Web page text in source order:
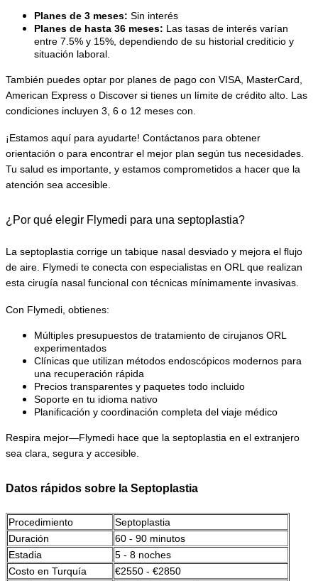
Planes de 3 meses: Sin interés
Planes de hasta 36 meses: Las tasas de interés varían
entre 7.5% y 15%, dependiendo de su historial crediticio y
situación laboral.
También puedes optar por planes de pago con VISA, MasterCard,
American Express o Discover si tienes un límite de crédito alto. Las
condiciones incluyen 3, 6 o 12 meses con.
¡Estamos aquí para ayudarte! Contáctanos para obtener
orientación o para encontrar el mejor plan según tus necesidades.
Tu salud es importante, y estamos comprometidos a hacer que la
atención sea accesible.
¿Por qué elegir Flymedi para una septoplastia?
La septoplastia corrige un tabique nasal desviado y mejora el flujo
de aire. Flymedi te conecta con especialistas en ORL que realizan
esta cirugía nasal funcional con técnicas mínimamente invasivas.
Con Flymedi, obtienes:
Múltiples presupuestos de tratamiento de cirujanos ORL
experimentados
Clínicas que utilizan métodos endoscópicos modernos para
una recuperación rápida
Precios transparentes y paquetes todo incluido
Soporte en tu idioma nativo
Planificación y coordinación completa del viaje médico
Respira mejor—Flymedi hace que la septoplastia en el extranjero
sea clara, segura y accesible.
Datos rápidos sobre la Septoplastia
Procedimiento
Septoplastia
Duración
60 - 90 minutos
Estadia
5 - 8 noches
Costo en Turquía
€2550 - €2850